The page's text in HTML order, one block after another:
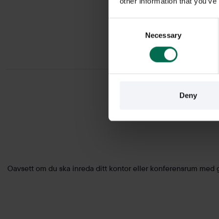
Necessary
Deny
Oavsett om du ska inreda ditt kontor eller konferensrum